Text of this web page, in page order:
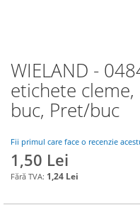
WIELAND -
etichete
buc, Pret/buc
Fii primul care face o recenzie
1,50 Lei
1,24 Lei
Skip
to
the
beginning
the
images
gallery